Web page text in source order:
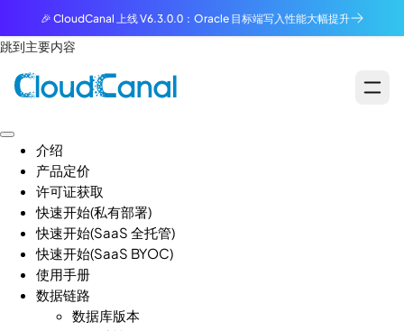
🎉 CloudCanal 上线 V6.3.0.0：Oracle 目标端写入性能大幅提升
跳到主要内容
介绍
产品定价
许可证获取
快速开始(私有部署)
快速开始(SaaS 全托管)
快速开始(SaaS BYOC)
使用手册
数据链路
数据库版本